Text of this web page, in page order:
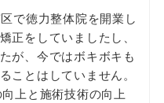
で徳力整体院を開業し
正をしていましたし、
が、今ではボキボキも
ことはしていません。
上と施術技術の向上